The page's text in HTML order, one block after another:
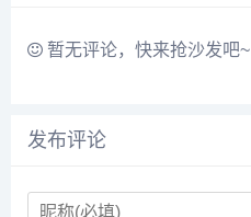
库。...
暂无评论，快来抢沙发吧~
发布评论